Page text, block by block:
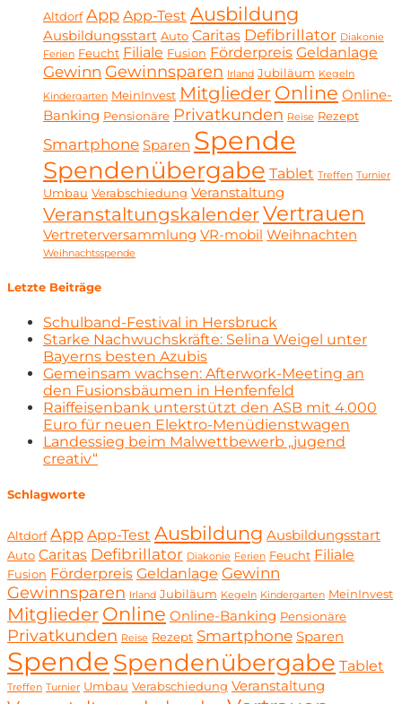
Altdorf App App-Test Ausbildung
Ausbildungsstart Auto Caritas Defibrillator Diakonie
Ferien Feucht Filiale Fusion Förderpreis Geldanlage
Gewinn Gewinnsparen Irland Jubiläum Kegeln
Kindergarten MeinInvest Mitglieder Online Online-
Banking Pensionäre Privatkunden Reise Rezept
Smartphone Sparen Spende
Spendenübergabe Tablet Treffen Turnier
Umbau Verabschiedung Veranstaltung
VeranstaltungskalenderVertrauen
Vertreterversammlung VR-mobil Weihnachten
Weihnachtsspende
Letzte Beiträge
Schulband-Festival in Hersbruck
Starke Nachwuchskräfte: Selina Weigel unter
Bayerns besten Azubis
Gemeinsam wachsen: Afterwork-Meeting an
den Fusionsbäumen in Henfenfeld
Raiffeisenbank unterstützt den ASB mit 4.000
Euro für neuen Elektro-Menüdienstwagen
Landessieg beim Malwettbewerb „jugend
creativ“
Schlagworte
Altdorf App App-Test Ausbildung Ausbildungsstart
Auto Caritas Defibrillator Diakonie Ferien Feucht Filiale
Fusion Förderpreis Geldanlage Gewinn
Gewinnsparen Irland Jubiläum Kegeln Kindergarten MeinInvest
Mitglieder Online Online-Banking Pensionäre
Privatkunden Reise Rezept Smartphone Sparen
SpendeSpendenübergabe Tablet
Treffen Turnier Umbau Verabschiedung Veranstaltung